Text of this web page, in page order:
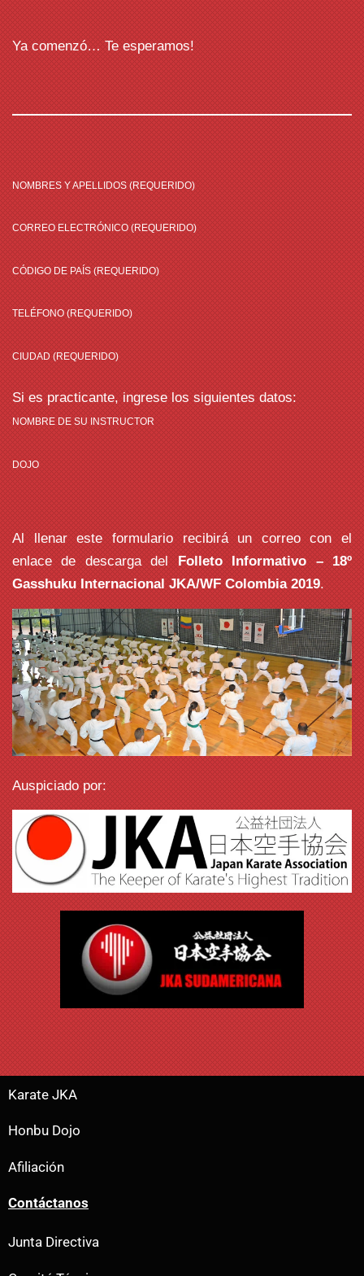
Ya comenzó… Te esperamos!
NOMBRES Y APELLIDOS (REQUERIDO)
CORREO ELECTRÓNICO (REQUERIDO)
CÓDIGO DE PAÍS (REQUERIDO)
TELÉFONO (REQUERIDO)
CIUDAD (REQUERIDO)
Si es practicante, ingrese los siguientes datos:
NOMBRE DE SU INSTRUCTOR
DOJO
Al llenar este formulario recibirá un correo con el
enlace de descarga delFolleto Informativo – 18º
Gasshuku Internacional JKA/WF Colombia 2019.
Auspiciado por:
Karate JKA
Honbu Dojo
Afiliación
Contáctanos
Junta Directiva